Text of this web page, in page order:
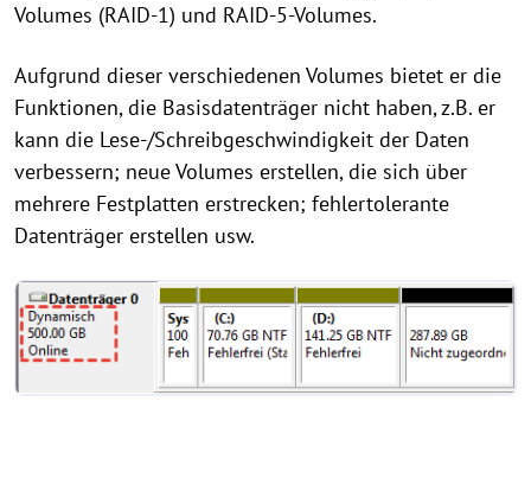
Volumes (RAID-1) und RAID-5-Volumes.
Aufgrund dieser verschiedenen Volumes bietet er die
Funktionen, die Basisdatenträger nicht haben, z.B. er
kann die Lese-/Schreibgeschwindigkeit der Daten
verbessern; neue Volumes erstellen, die sich über
mehrere Festplatten erstrecken; fehlertolerante
Datenträger erstellen usw.